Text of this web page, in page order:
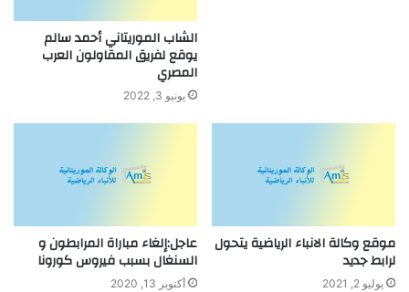
الشاب الموريتاني أحمد سالم
يوقع لفريق المقاولون العرب
المصري
يونيو 3, 2022
موقع وكالة الانباء الرياضية يتحول
لرابط جديد
يوليو 2, 2021
عاجل:إلغاء مباراة المرابطون و
السنغال بسبب فيروس كورونا
أكتوبر 13, 2020